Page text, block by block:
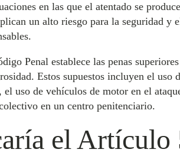
en las que el atentado se
un alto riesgo para la seguridad y
Penal establece las penas
Estos supuestos incluyen el
el uso de vehículos de motor en el
en un centro penitenciario.
el Artículo